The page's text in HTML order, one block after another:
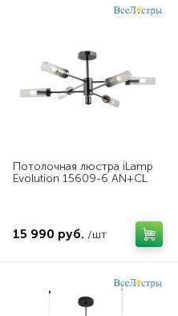
облака
умные люстры
Потолочная люстра iLamp
Evolution 15609-6 AN+CL
15 990 руб. /шт